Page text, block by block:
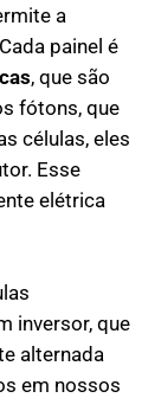
a
painel é
, que são
fótons, que
células, eles
Esse
elétrica
inversor, que
alternada
em nossos